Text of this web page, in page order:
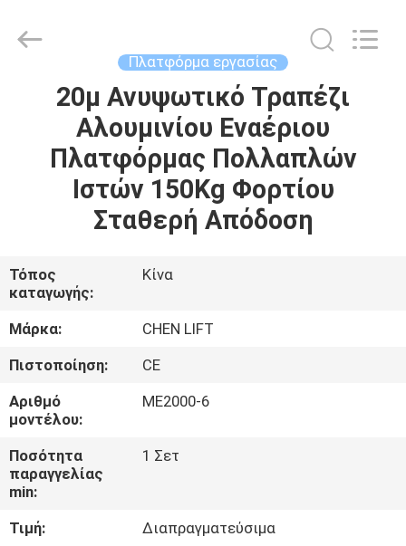
ΣΠΊΤΙ
ΠΡΟΪΌΝΤΑ
ΣΧΕΤΙΚΆ
ΕΜΆΣ
ΕΠΙΣΚΈΨΕΙΣ
ΣΤΟ
ΕΡΓΟΣΤΆΣΙΟ
ΈΛΕΓΧΟΣ
ΠΟΙΌΤΗΤΑΣ
ΕΠΙΚΟΙΝΩΝΉΣΤΕ
Πλατφόρμα εργασίας
20μ Ανυψωτικό Τραπέζι
Αλουμινίου Εναέριου
Πλατφόρμας Πολλαπλών
Ιστών 150Kg Φορτίου
Σταθερή Απόδοση
Τόπος
καταγωγής:
Κίνα
Μάρκα:
CHEN LIFT
Πιστοποίηση:
CE
Αριθμό
μοντέλου:
ΜΕ2000-6
Ποσότητα
παραγγελίας
min:
1 Σετ
Τιμή:
Διαπραγματεύσιμα